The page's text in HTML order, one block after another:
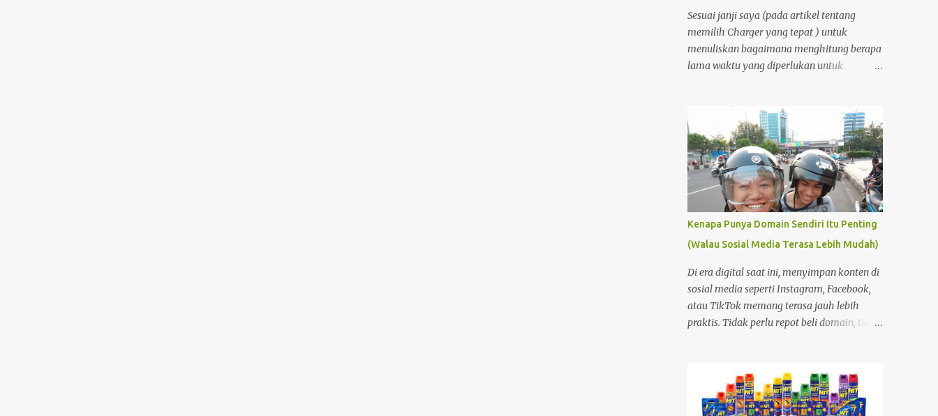
dengan Fediverse . Istilah tersebut cukup
asing bagi saya, sehingga menimbulkan
rasa penasaran.
Sesuai janji saya (pada artikel tentang
memilih Charger yang tepat ) untuk
menuliskan bagaimana menghitung berapa
lama waktu yang diperlukan untuk
lama sekali. Sejak saya dan kawan2
Pemain Tamiya Mini4wd mulai
menggunakan baterai charge Ni Cd, Ni Mh
dll sebagai sumber daya penggerak motor
DC, banyak yang membuat pengecas
sendiri. kami sebelumnya menggunakan
baterai berjenis carbon atau alkali. Tetapi
jika menggunakan betari carbon dan alkali
biayanya akan besar sekali untuk membeli
Baterai tersebut. dengan baterai cas, akan
lebih mengirit keuangan. Selain itu, karena
pengecas di pasaran bisa sangat lama kalau
mengecas. ada yang 12 jam, ada juga yang 8
sekarang ini ada yang 2 atau 1 jam saja.
Kenapa Punya Domain Sendiri Itu Penting
(Walau Sosial Media Terasa Lebih Mudah)
Di era digital saat ini, menyimpan konten di
sosial media seperti Instagram, Facebook,
atau TikTok memang terasa jauh lebih
praktis. Tidak perlu repot beli domain, tidak
buat akun, lalu unggah—semuanya
langsung berjalan. Namun di balik
kemudahan itu, ada satu hal penting yang